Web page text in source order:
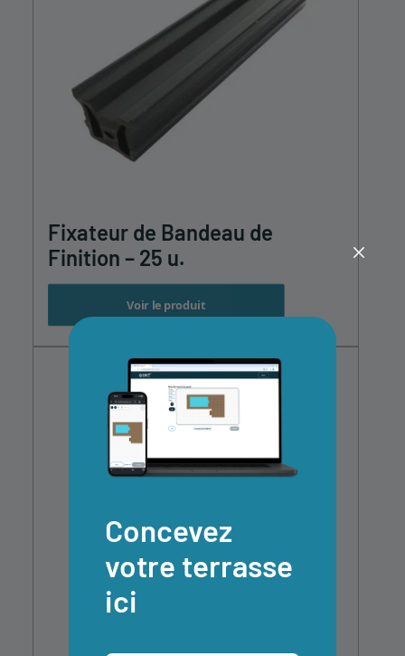
Fixateur de Bandeau de
Finition – 25 u.
Voir le produit
Concevez
votre terrasse
ici